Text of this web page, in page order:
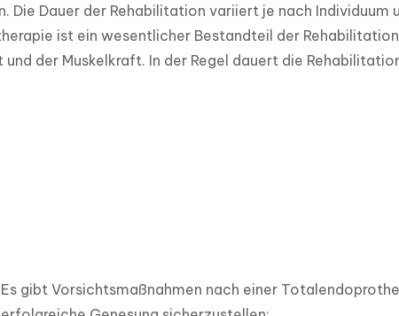
Die Dauer der Rehabilitation variiert je nach Individuum
ist ein wesentlicher Bestandteil der
der Muskelkraft. In der Regel dauert die
Es gibt Vorsichtsmaßnahmen nach einer